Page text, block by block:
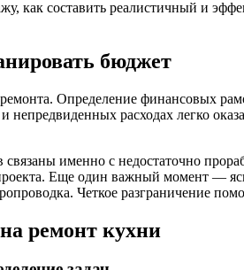
как составить реалистичный и
бюджет
Определение финансовых
непредвиденных расходах легко
связаны именно с недостаточно
Еще один важный момент —
Четкое разграничение
ремонт кухни